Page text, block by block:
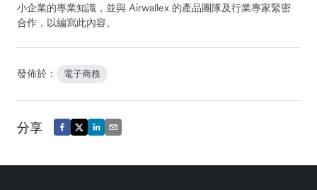
小企業的專業知識，並與 Airwallex 的產品團隊及行業專家緊密
合作，以編寫此內容。
發佈於： 電子商務
分享